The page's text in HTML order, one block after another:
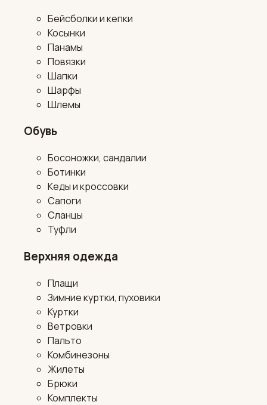
Бейсболки и кепки
Косынки
Панамы
Повязки
Шапки
Шарфы
Шлемы
Обувь
Босоножки, сандалии
Ботинки
Кеды и кроссовки
Сапоги
Сланцы
Туфли
Верхняя одежда
Плащи
Зимние куртки, пуховики
Куртки
Ветровки
Пальто
Комбинезоны
Жилеты
Брюки
Комплекты